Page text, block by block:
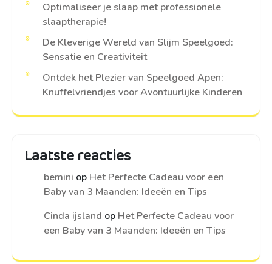
Optimaliseer je slaap met professionele
slaaptherapie!
De Kleverige Wereld van Slijm Speelgoed:
Sensatie en Creativiteit
Ontdek het Plezier van Speelgoed Apen:
Knuffelvriendjes voor Avontuurlijke Kinderen
Laatste reacties
bemini op Het Perfecte Cadeau voor een
Baby van 3 Maanden: Ideeën en Tips
Cinda ijsland op Het Perfecte Cadeau voor
een Baby van 3 Maanden: Ideeën en Tips